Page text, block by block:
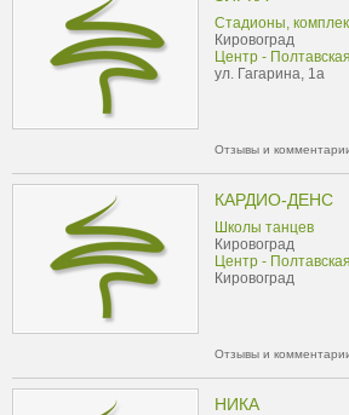
Стадионы,
Кировоград
Центр - Полтавская
ул. Гагарина, 1а
Отзывы и
КАРДИО-ДЕНС
Школы танцев
Кировоград
Центр - Полтавская
Кировоград
Отзывы и
НИКА